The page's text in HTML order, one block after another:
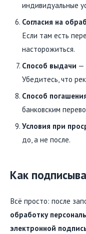
индивидуальные
Согласия на
Если там есть
насторожиться.
Способ выдачи —
Убедитесь, что
Способ
банковским
Условия при
до, а не после.
Как
Всё просто: после
обработку
электронной